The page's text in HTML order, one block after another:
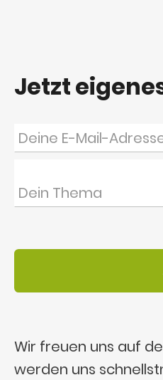
Jetzt
Wir freuen uns auf
werden uns